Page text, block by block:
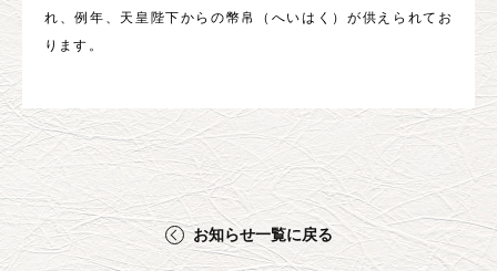
れ、例年、天皇陛下からの幣帛（へいはく）が供えられてお
ります。
お知らせ一覧に戻る